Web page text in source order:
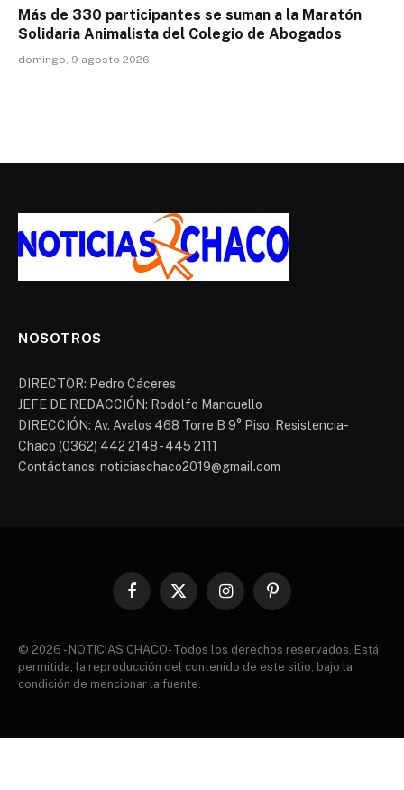
Más de 330 participantes se suman a la Maratón
Solidaria Animalista del Colegio de Abogados
domingo, 9 agosto 2026
NOSOTROS
DIRECTOR: Pedro Cáceres
JEFE DE REDACCIÓN: Rodolfo Mancuello
DIRECCIÓN: Av. Avalos 468 Torre B 9° Piso. Resistencia-
Chaco (0362) 442 2148 - 445 2111
Contáctanos: noticiaschaco2019@gmail.com
Facebook
X
InstagramPinterest
© 2026 - NOTICIAS CHACO- Todos los derechos reservados. Está
permitida, la reproducción del contenido de este sitio, bajo la
condición de mencionar la fuente.